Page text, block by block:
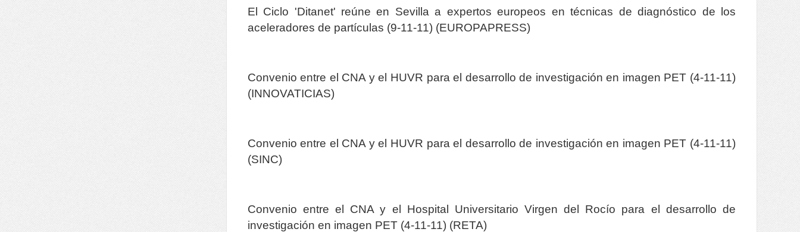
El Ciclo 'Ditanet' reúne en Sevilla a expertos europeos en técnicas de diagnóstico de los
aceleradores de partículas (9-11-11) (EUROPAPRESS)
Convenio entre el CNA y el HUVR para el desarrollo de investigación en imagen PET (4-11-11)
(INNOVATICIAS)
Convenio entre el CNA y el HUVR para el desarrollo de investigación en imagen PET (4-11-11)
(SINC)
Convenio entre el CNA y el Hospital Universitario Virgen del Rocío para el desarrollo de
investigación en imagen PET (4-11-11) (RETA)